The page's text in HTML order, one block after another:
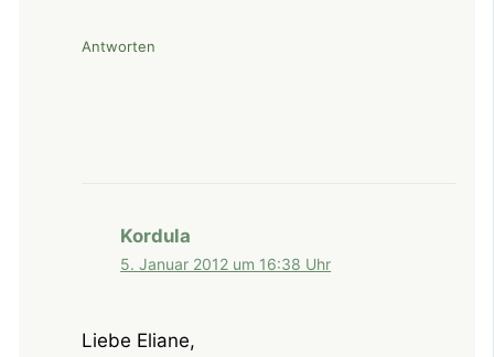
Antworten
Kordula
5. Januar 2012 um 16:38 Uhr
Liebe Eliane,